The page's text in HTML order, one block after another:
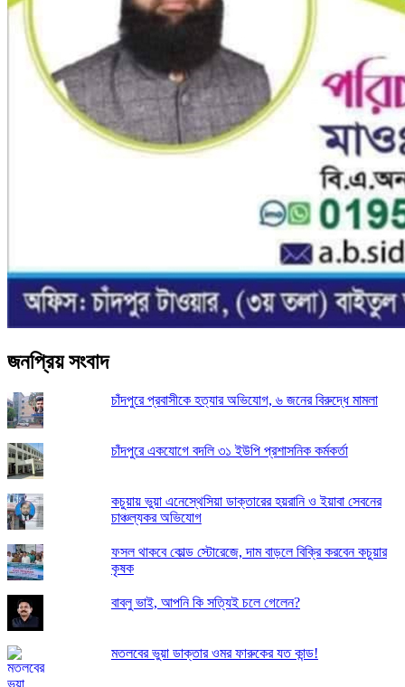
জনপ্রিয় সংবাদ
চাঁদপুরে প্রবাসীকে হত্যার অভিযোগ, ৬ জনের বিরুদ্ধে মামলা
চাঁদপুরে একযোগে বদলি ৩১ ইউপি প্রশাসনিক কর্মকর্তা
কচুয়ায় ভুয়া এনেস্থেসিয়া ডাক্তারের হয়রানি ও ইয়াবা সেবনের
চাঞ্চল্যকর অভিযোগ
ফসল থাকবে কোল্ড স্টোরেজে, দাম বাড়লে বিক্রি করবেন কচুয়ার
কৃষক
বাবলু ভাই, আপনি কি সত্যিই চলে গেলেন?
মতলবের ভুয়া ডাক্তার ওমর ফারুকের যত কান্ড!